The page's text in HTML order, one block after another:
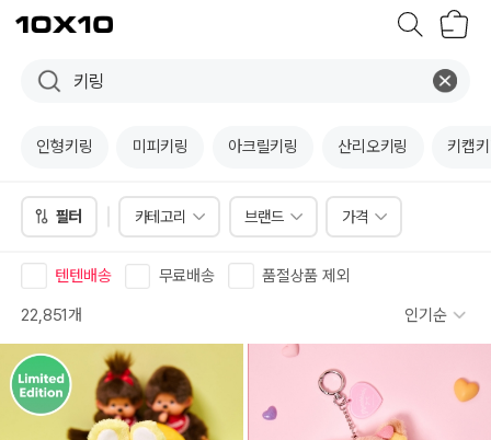
텐
바
인형키링 미피키링 아크릴키링 산리오키링 키캡
필터 카테고리 브랜드 가격
텐텐배송 무료배송 품절상품 제외
22,851개 인기순